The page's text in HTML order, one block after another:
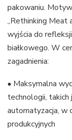
pakowaniu.
„Rethinking Meat
wyjścia do
białkowego. W
zagadnienia:
• Maksymalna
technologii,
automatyzacja, w
produkcyjnych